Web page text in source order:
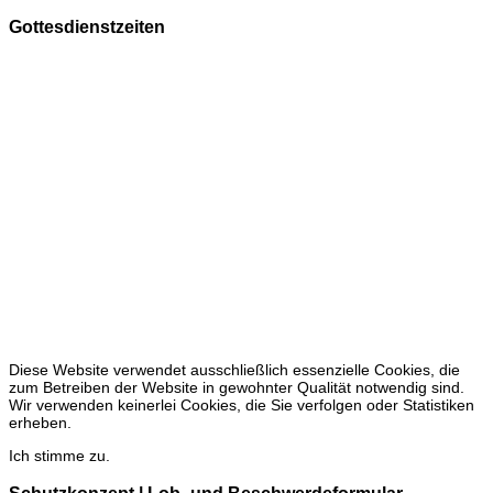
Gottesdienstzeiten
Diese Website verwendet ausschließlich essenzielle Cookies, die
zum Betreiben der Website in gewohnter Qualität notwendig sind.
Wir verwenden keinerlei Cookies, die Sie verfolgen oder Statistiken
erheben.
Ich stimme zu.